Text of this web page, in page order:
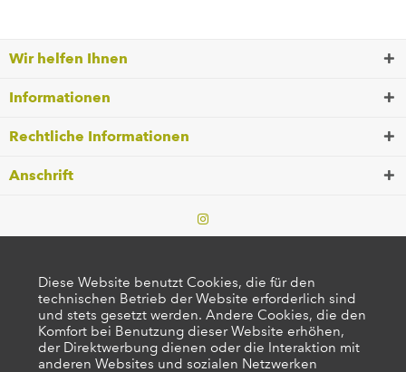
Wir helfen Ihnen
Informationen
Rechtliche Informationen
Anschrift
Diese Website benutzt Cookies, die für den
technischen Betrieb der Website erforderlich sind
und stets gesetzt werden. Andere Cookies, die den
Komfort bei Benutzung dieser Website erhöhen,
der Direktwerbung dienen oder die Interaktion mit
anderen Websites und sozialen Netzwerken